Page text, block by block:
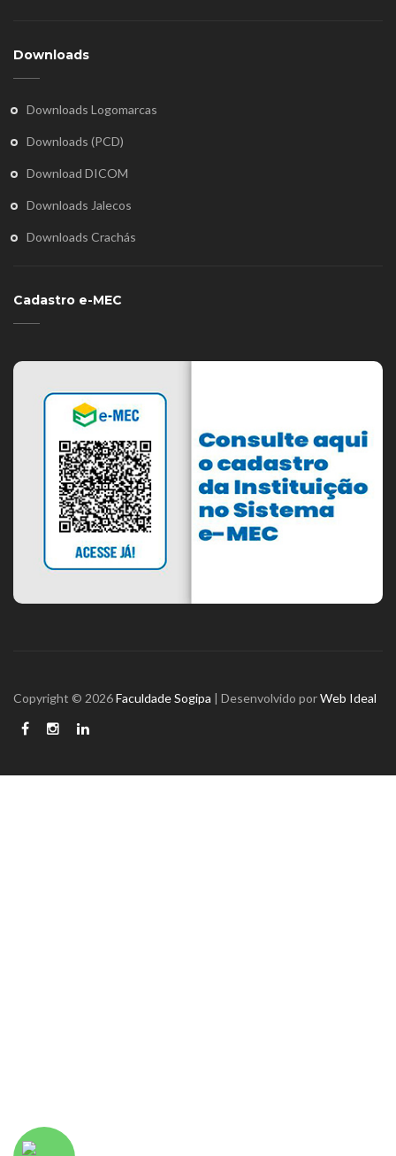
Downloads
Downloads Logomarcas
Downloads (PCD)
Download DICOM
Downloads Jalecos
Downloads Crachás
Cadastro e-MEC
Copyright © 2026Faculdade Sogipa | Desenvolvido porWeb Ideal